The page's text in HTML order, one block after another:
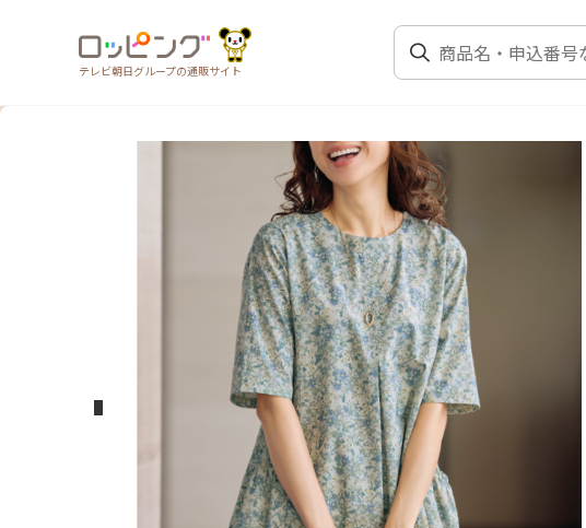
テレビ朝日グループの通販サイト
前のスライド